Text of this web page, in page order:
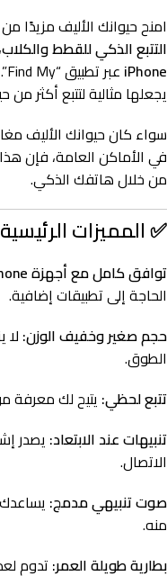
امنح حيوانك الأليف مزيدًا
التتبع الذكي للقطط والكلاب
iPhone عبر تطبيق “Find My”. تأتي هذه العبوة مع
يجعلها مثالية لتتبع أكثر
سواء كان حيوانك الأليف
في الأماكن العامة، فإن
من خلال هاتفك الذكي.
✅المميزات
توافق كامل مع أجهزة iPhone:
الحاجة إلى تطبيقات إضافية.
حجم صغير وخفيف الوزن:لا
الطوق.
تتبع لحظي: يتيح لك معرفة
تنبيهات عند الابتعاد: يصدر
الاتصال.
صوت تنبيهي مدمج:
منه.
بطارية طويلة العمر: تدوم